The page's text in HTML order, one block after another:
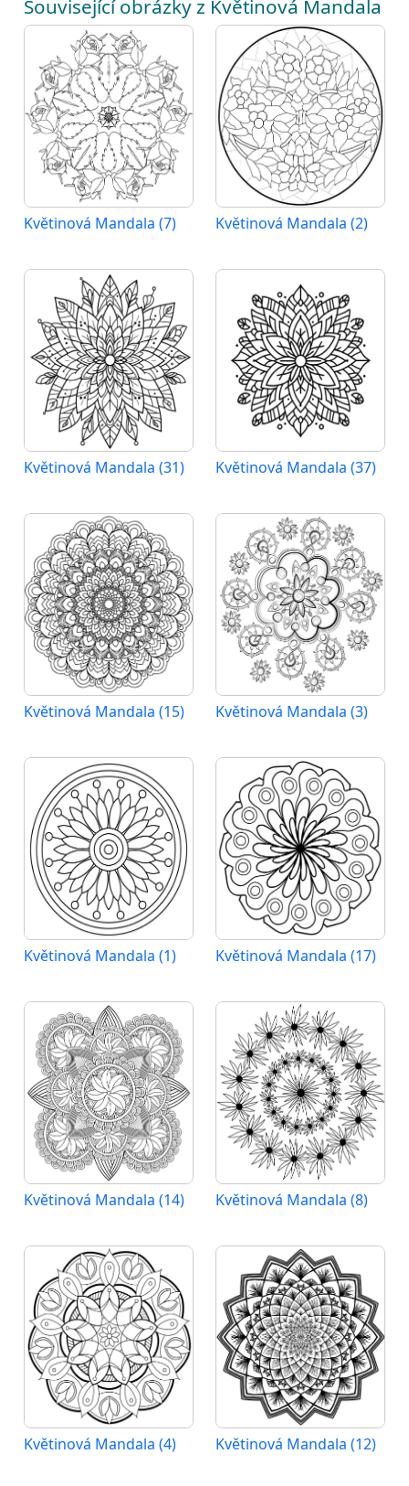
Související obrázky z Květinová Mandala
Květinová Mandala (7) Květinová Mandala (2)
Květinová Mandala (31) Květinová Mandala (37)
Květinová Mandala (15) Květinová Mandala (3)
Květinová Mandala (1) Květinová Mandala (17)
Květinová Mandala (14) Květinová Mandala (8)
Květinová Mandala (4) Květinová Mandala (12)